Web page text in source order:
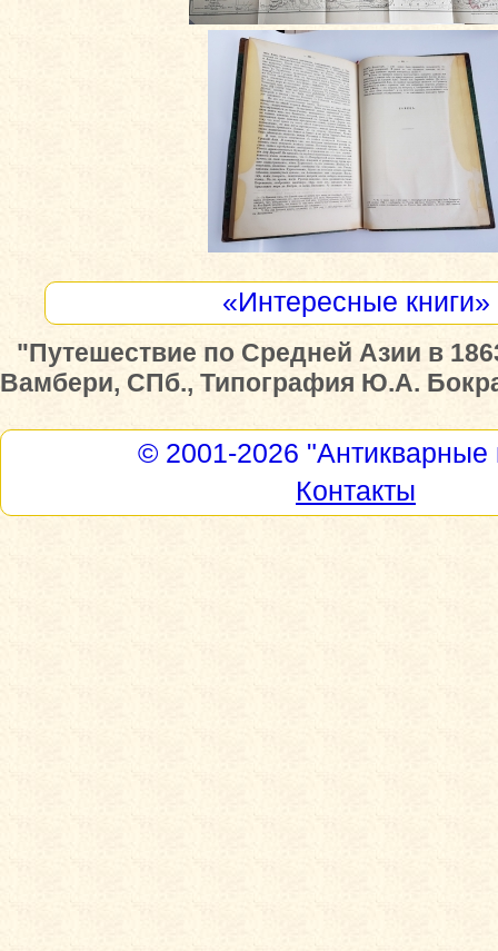
«Интересные книги»
"Путешествие по Средней Азии в
Вамбери, СПб., Типография Ю.А.
© 2001-2026 "Антикварные
Контакты